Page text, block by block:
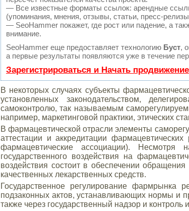
— Все известные форматы ссылок: арендные
(упоминания, мнения, отзывы, статьи, пресс-
— SeoHammer покажет, где рост или падение, а
внимание.
SeoHammer еще предоставляет технологию Буст,
а первые результаты появляются уже в течение
Зарегистрироваться и Начать продвижение
В некоторых случаях субъекты
установленных законодательством,
самоконтролю, так называемым
например, маркетинговой практики, этических
В фармацевтической отрасли элементы
аттестации и аккредитации
фармацевтические ассоциации). Несмотря
государственного воздействия на
воздействия состоит в обеспечении
качественных лекарственных средств.
Государственное регулирование фармрынка
подзаконных актов, устанавливающих нормы и
также через государственный надзор и контроль